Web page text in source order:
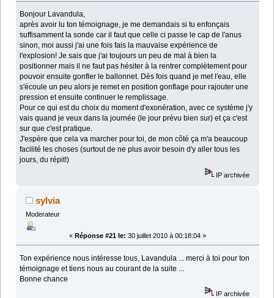
Bonjour Lavandula,
après avoir lu ton témoignage, je me demandais si tu enfonçais
suffisamment la sonde car il faut que celle ci passe le cap de l'anus
sinon, moi aussi j'ai une fois fais la mauvaise expérience de
l'explosion! Je sais que j'ai toujours un peu de mal à bien la
positionner mais il ne faut pas hésiter à la rentrer complètement pour
pouvoir ensuite gonfler le ballonnet. Dès fois quand je met l'eau, elle
s'écoule un peu alors je remet en position gonflage pour rajouter une
pression et ensuite continuer le remplissage.
Pour ce qui est du choix du moment d'exonération, avec ce système j'y
vais quand je veux dans la journée (le jour prévu bien sur) et ça c'est
sur que c'est pratique.
J'espère que cela va marcher pour toi, de mon côté ça m'a beaucoup
facilité les choses (surtout de ne plus avoir besoin d'y aller tous les
jours, du répit!)
IP archivée
sylvia
Moderateur
« Réponse #21 le: 30 juillet 2010 à 00:18:04 »
Ton expérience nous intéresse tous, Lavandula ... merci à toi pour ton
témoignage et tiens nous au courant de la suite ...
Bonne chance
IP archivée